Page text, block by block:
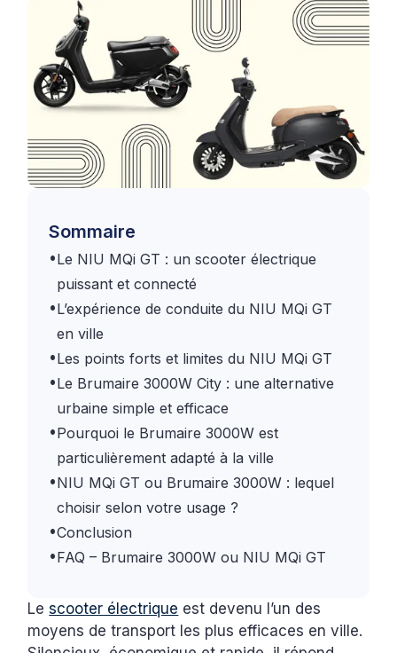
Sommaire
•Le NIU MQi GT : un scooter électrique
puissant et connecté
•L’expérience de conduite du NIU MQi GT
en ville
•Les points forts et limites du NIU MQi GT
•Le Brumaire 3000W City : une alternative
urbaine simple et efficace
•Pourquoi le Brumaire 3000W est
particulièrement adapté à la ville
•NIU MQi GT ou Brumaire 3000W : lequel
choisir selon votre usage ?
•Conclusion
•FAQ – Brumaire 3000W ou NIU MQi GT
Lescooter électrique est devenu l’un des
moyens de transport les plus efficaces en ville.